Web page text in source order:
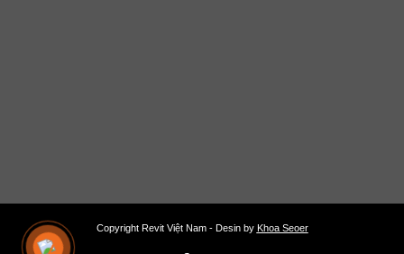
Copyright Revit Việt Nam - Desin by Khoa Seoer